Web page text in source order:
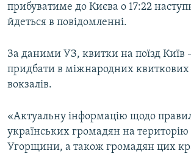
прибуватиме до Києва о 17:22
йдеться в повідомленні.
За даними УЗ, квитки на поїзд Київ
придбати в міжнародних квиткових
вокзалів.
«Актуальну інформацію щодо правил
українських громадян на територію
Угорщини, а також громадян цих